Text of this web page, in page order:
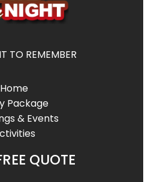
TO REMEMBER
Home
Package
& Events
QUOTE